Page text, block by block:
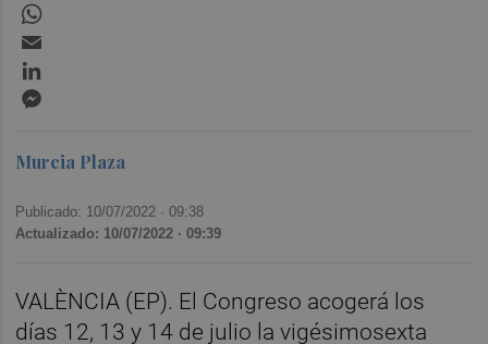
Murcia Plaza
Publicado: 10/07/2022 ·09:38
Actualizado: 10/07/2022 · 09:39
VALÈNCIA (EP). El Congreso acogerá los
días 12, 13 y 14 de julio la vigésimosexta